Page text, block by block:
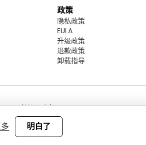
政策
隐私政策
EULA
升级政策
退款政策
卸载指导
Inc 的注册商标
2026明白了